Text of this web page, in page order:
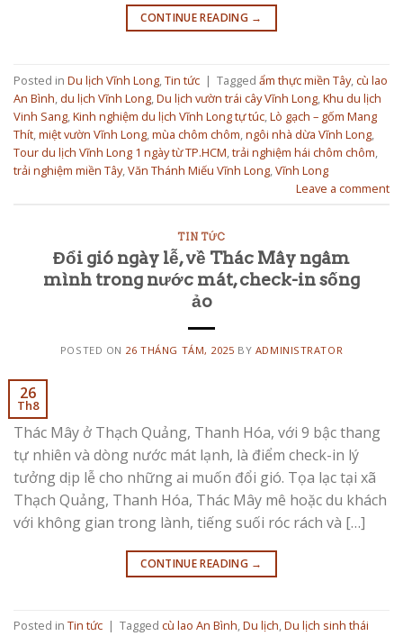
CONTINUE READING →
Posted in Du lịch Vĩnh Long,Tin tức | Tagged ẩm thực miền Tây,cù lao
An Bình, du lịch Vĩnh Long,Du lịch vườn trái cây Vĩnh Long,Khu du lịch
Vinh Sang,Kinh nghiệm du lịch Vĩnh Long tự túc,Lò gạch – gốm Mang
Thít,miệt vườn Vĩnh Long,mùa chôm chôm,ngôi nhà dừa Vĩnh Long,
Tour du lịch Vĩnh Long 1 ngày từ TP.HCM,trải nghiệm hái chôm chôm,
trải nghiệm miền Tây,Văn Thánh Miếu Vĩnh Long,Vĩnh Long
Leave a comment
TIN TỨC
Đổi gió ngày lễ, về Thác Mây ngâm
mình trong nước mát, check-in sống
ảo
POSTED ON 26 THÁNG TÁM, 2025 BY ADMINISTRATOR
26
Th8
Thác Mây ở Thạch Quảng, Thanh Hóa, với 9 bậc thang
tự nhiên và dòng nước mát lạnh, là điểm check-in lý
tưởng dịp lễ cho những ai muốn đổi gió. Tọa lạc tại xã
Thạch Quảng, Thanh Hóa, Thác Mây mê hoặc du khách
với không gian trong lành, tiếng suối róc rách và […]
CONTINUE READING →
Posted in Tin tức | Tagged cù lao An Bình,Du lịch,Du lịch sinh thái